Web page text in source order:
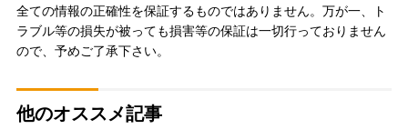
全ての情報の正確性を保証するものではありません。万が一、ト
ラブル等の損失が被っても損害等の保証は一切行っておりません
ので、予めご了承下さい。
他のオススメ記事